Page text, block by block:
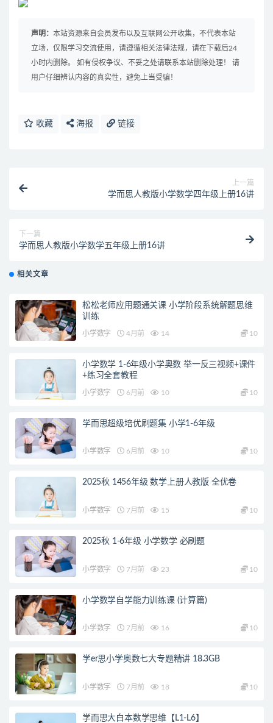
声明： 本站资源来自会员发布以及互联网公开收集，不代表本站
立场，仅限学习交流使用，请遵循相关法律法规，请在下载后24
小时内删除。 如有侵权争议、不妥之处请联系本站删除处理！ 请
用户仔细辨认内容的真实性，避免上当受骗！
收藏 海报 链接
上一篇
学而思人教版小学数学四年级上册16讲
下一篇
学而思人教版小学数学五年级上册16讲
相关文章
松松老师应用题通关课 小学阶段系统解题思维
训练
小学数字 4月前 14 10
小学数学 1-6年级小学奥数 举一反三视频+课件
+练习全套教程
小学数字 6月前 10 10
学而思超级培优刷题集 小学1-6年级
小学数字 6月前 10 10
2025秋 1456年级 数学上册人教版 全优卷
小学数字 7月前 15 10
2025秋 1-6年级 小学数学 必刷题
小学数字 7月前 23 10
小学数学自学能力训练课 (计算篇)
小学数字 7月前 16 10
学er思小学奥数七大专题精讲 18.3GB
小学数字 7月前 18 10
学而思大白本数学思维【L1-L6】